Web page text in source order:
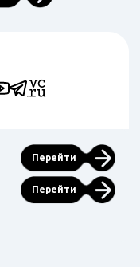
Перейти
Перейти